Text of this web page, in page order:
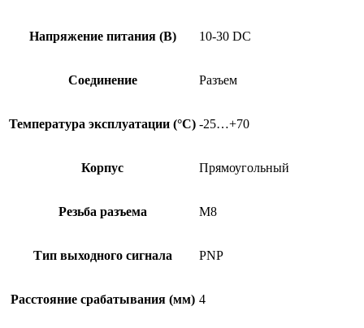
Напряжение питания (В) 10-30 DC
Соединение Разъем
Температура эксплуатации (°C) -25…+70
Корпус Прямоугольный
Резьба разъема M8
Тип выходного сигнала PNP
Расстояние срабатывания (мм) 4